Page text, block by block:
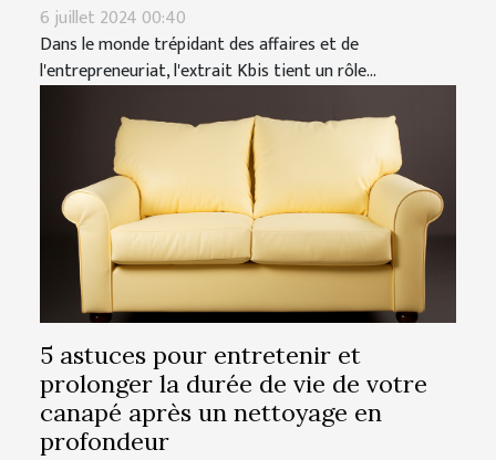
6 juillet 2024 00:40
Dans le monde trépidant des affaires et de
l'entrepreneuriat, l'extrait Kbis tient un rôle...
5 astuces pour entretenir et
prolonger la durée de vie de votre
canapé après un nettoyage en
profondeur